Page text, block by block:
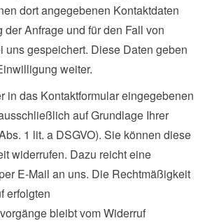
dort angegebenen Kontaktdaten
Anfrage und für den Fall von
uns gespeichert. Diese Daten geben
weiter.
in das Kontaktformular eingegebenen
auf Grundlage Ihrer
1 lit. a DSGVO). Sie können diese
widerrufen. Dazu reicht eine
E-Mail an uns. Die Rechtmäßigkeit
erfolgten
bleibt vom Widerruf